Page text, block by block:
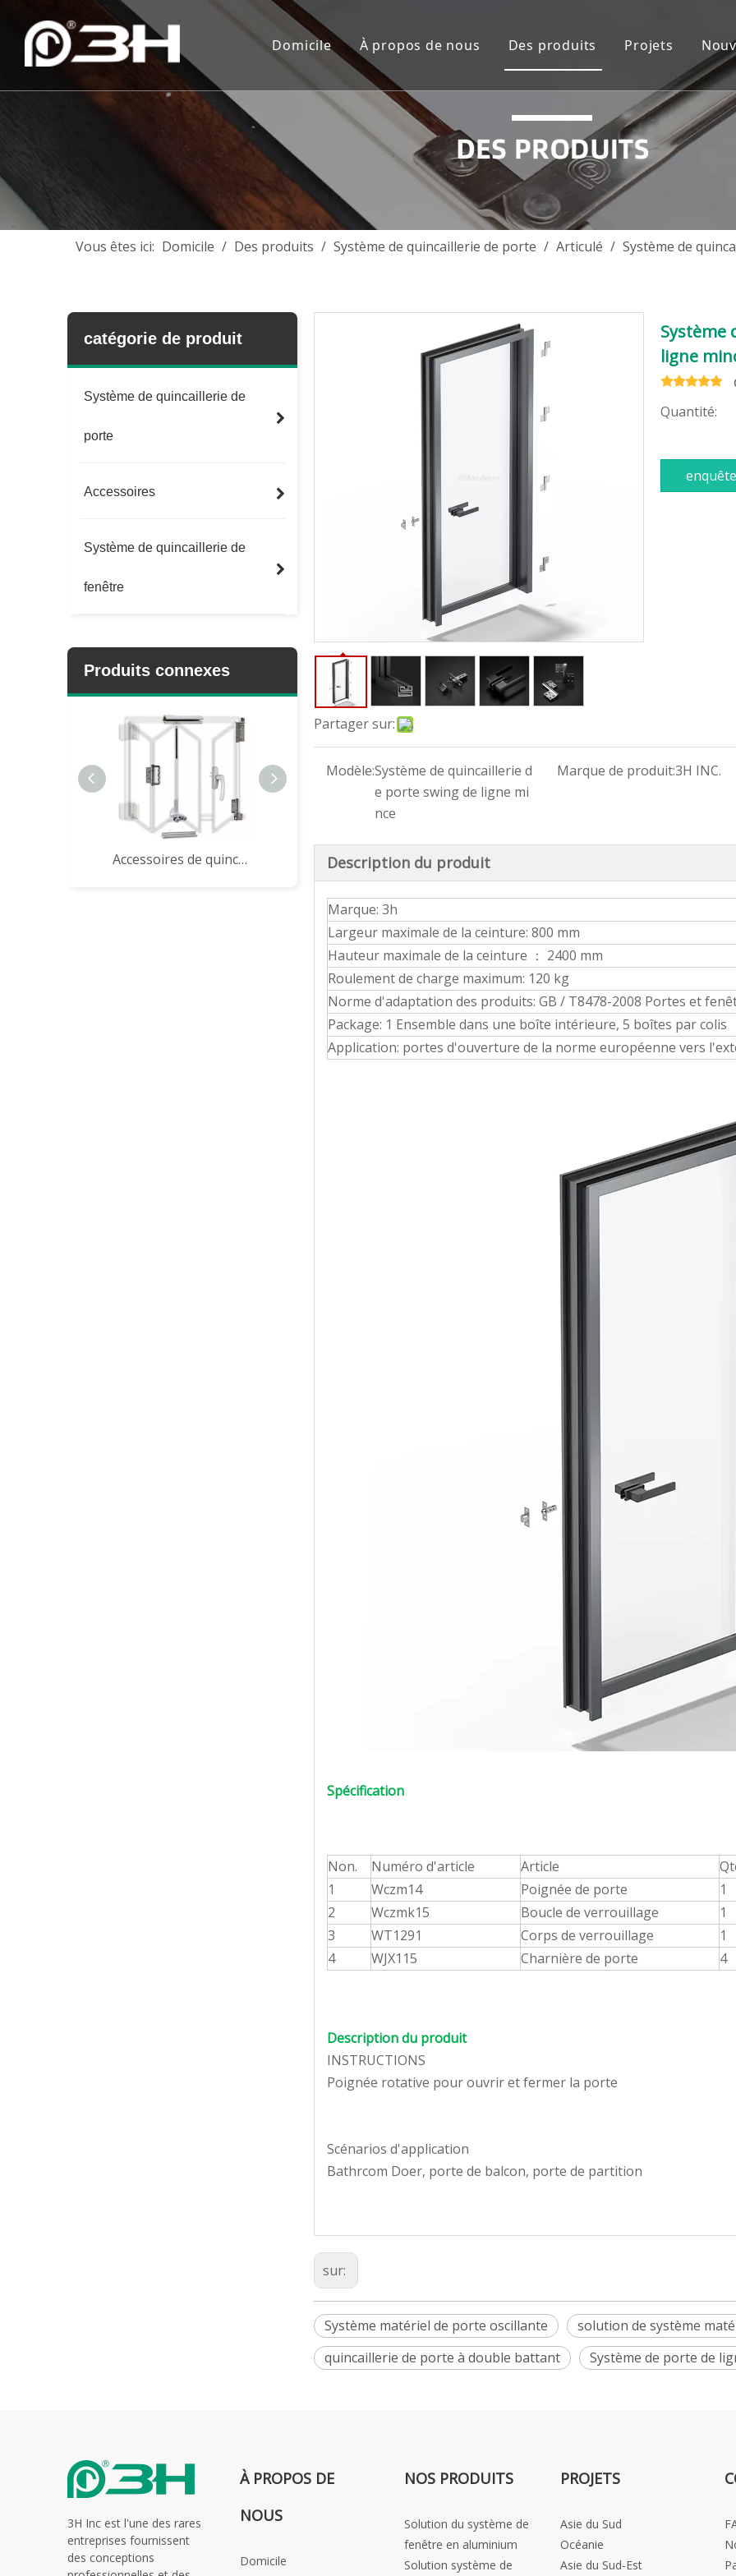
Domicile À propos de nous
Présentation de l'entreprise
Vidéos
Des produits
Solution du système de fenêtre
Solution système de porte en
Accessoires en aluminium
Accessoires de verre
Accessoires de porte en bois
Projets
Asie du Sud
Océanie
Asie du Sud-
Afrique
Vous êtes ici: Domicile / Des produits / Système de quincaillerie de porte / Articulé / Système de
catégorie de produit
Système de quincaillerie de
porte
Accessoires
Système de quincaillerie de
fenêtre
Produits connexes
Accessoires de quincaillerie pour système de porte pliante, prix d'usine Système de quincaillerie pour portes pliantes à 4 ou 3 châssis ZDM01
Partager sur:
Système
ligne
Quantité:
enquête
Modèle:Système de quincaillerie d
e porte swing de ligne mi
nce
Marque de produit:3H INC.
Description du produit
Marque: 3h
Largeur maximale de la ceinture: 800 mm
Hauteur maximale de la ceinture ： 2400 mm
Roulement de charge maximum: 120 kg
Norme d'adaptation des produits: GB / T8478-2008 Portes et
Package: 1 Ensemble dans une boîte intérieure, 5 boîtes par colis
Application: portes d'ouverture de la norme européenne vers
Spécification
Non. Numéro d'article Article
1
Wczm14 Poignée de porte 1
2
Wczmk15 Boucle de verrouillage 1
3
WT1291 Corps de verrouillage 1
4
WJX115 Charnière de porte 4
Description du produit
INSTRUCTIONS
Poignée rotative pour ouvrir et fermer la porte
Scénarios d'application
Bathrcom Doer, porte de balcon, porte de partition
sur:
Système matériel de porte oscillante solution de système
quincaillerie de porte à double battant
Système de porte de
3H Inc est l'une des rares
entreprises fournissent
des conceptions
À PROPOS DE
NOUS
Domicile
NOS PRODUITS
Solution du système de
fenêtre en aluminium
Solution système de
PROJETS
Asie du Sud
Océanie
Asie du Sud-Est